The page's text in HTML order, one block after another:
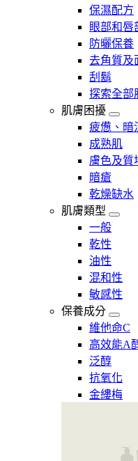
保濕配方
眼部和唇
防曬保養
去角質及
刮鬍
探索全部
肌膚困擾
疲憊、暗
成熟肌
膚色及質
暗瘡​
乾燥缺水
肌膚類型
一般
乾性
油性
混和性
敏感性
保養成分
維他命C
高效能A
泛醇
抗氧化
金縷梅